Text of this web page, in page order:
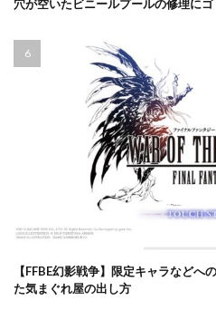
穴が空いたビニールプールの修理に
【FFBE幻影戦争】限定キャラなど
た気まぐれ屋の出し方